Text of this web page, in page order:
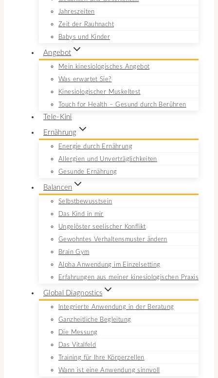
Jahreszeiten
Zeit der Rauhnacht
Babys und Kinder
Angebot
Mein kinesiologisches Angebot
Was erwartet Sie?
Kinesiologischer Muskeltest
Touch for Health – Gesund durch Berühren
Tele-Kini
Ernährung
Energie durch Ernährung
Allergien und Unverträglichkeiten
Gesunde Ernährung
Balancen
Selbstbewusstsein
Das Kind in mir
Ungelöster seelischer Konflikt
Gewohntes Verhaltensmuster ändern
Brain Gym
Alpha Anwendung im Einzelsetting
Erfahrungen aus meiner kinesiologischen Praxis
Global Diagnostics
Integrierte Anwendung in der Beratung
Ganzheitliche Begleitung
Die Messung
Das Vitalfeld
Training für Ihre Körperzellen
Wann ist eine Anwendung sinnvoll